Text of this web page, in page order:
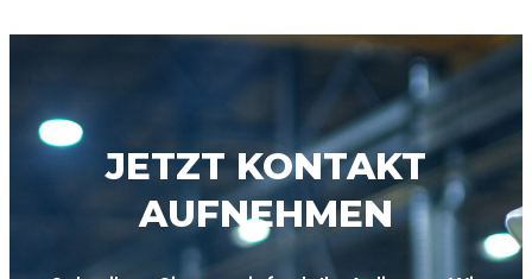
JETZT KONTAKT
AUFNEHMEN